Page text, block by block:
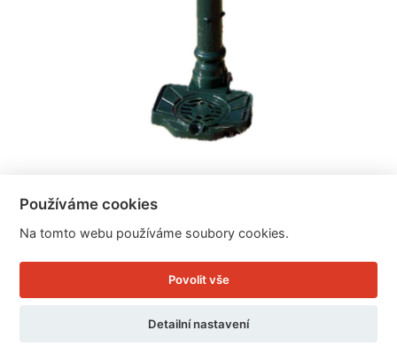
Cena: 3.999 Kč
Skladem
Doručíme do: 12.8.
Používáme cookies
Na tomto webu používáme soubory cookies.
Povolit vše
Detailní nastavení